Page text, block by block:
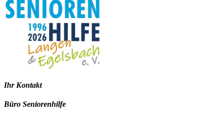
Ihr Kontakt
Büro Seniorenhilfe